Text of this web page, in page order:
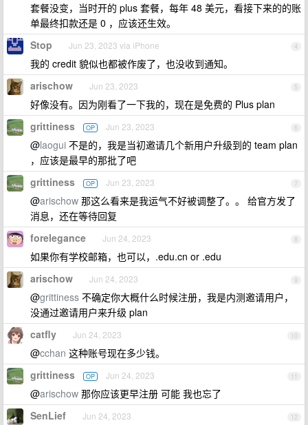
套餐没变，当时开的 plus 套餐，每年 48 美元，看接下来的的账
单最终扣款还是 0 ，应该还生效。
4
Stop Jun 23, 2023 via iPhone
我的 credit 貌似也都被作废了，也没收到通知。
5
arischow Jun 23, 2023
好像没有。因为刚看了一下我的，现在是免费的 Plus plan
6
grittiness OP Jun 23, 2023
@laogui 不是的，我是当初邀请几个新用户升级到的 team plan
，应该是最早的那批了吧
7
grittiness OP Jun 23, 2023
@arischow 那这么看来是我运气不好被调整了。。 给官方发了
消息，还在等待回复
8
forelegance Jun 24, 2023
如果你有学校邮箱，也可以，.edu.cn or .edu
9
arischow Jun 24, 2023
@grittiness 不确定你大概什么时候注册，我是内测邀请用户，
没通过邀请用户来升级 plan
10
catfly Jun 24, 2023
@cchan 这种账号现在多少钱。
11
grittiness OP Jun 24, 2023
@arischow 那你应该更早注册 可能 我也忘了
12
SenLief Jun 24, 2023